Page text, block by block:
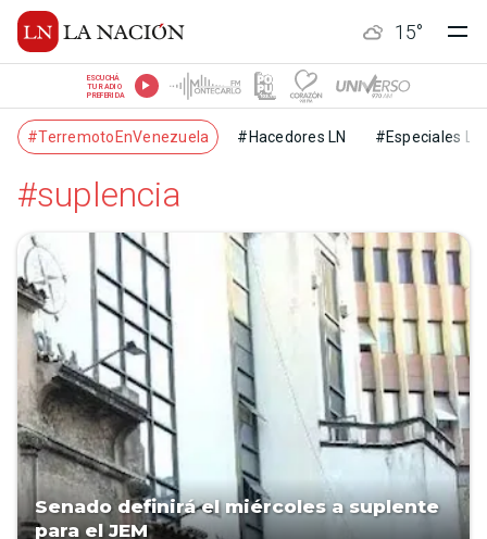
15°
ESCUCHÁ
TU RADIO
PREFERIDA
#TerremotoEnVenezuela #Hacedores LN #Especiales LN
#suplencia
Senado definirá el miércoles a suplente
para el JEM